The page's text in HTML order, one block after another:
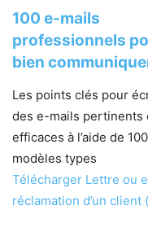
100 e-mails
professionnels
bien
Les points clés pour
des e-mails pertinents
efficaces à l’aide de 100
modèles types
Télécharger Lettre ou
réclamation d’un